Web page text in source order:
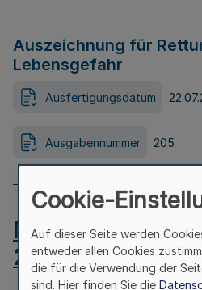
Auszeichnung für
Lebensgefahr
Ausfertigungsdatum
Ausgabennummer 205
MB.NRW 2026
24.07.2026
Cookie-
Auf dieser Seite werden
entweder allen Cookies
die für die Verwendung der
sind. Hier finden Sie die